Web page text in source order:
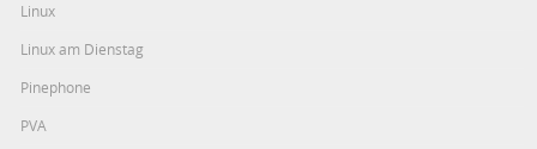
Linux
Linux am Dienstag
Pinephone
PVA